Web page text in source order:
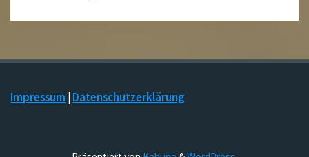
Impressum | Datenschutzerklärung